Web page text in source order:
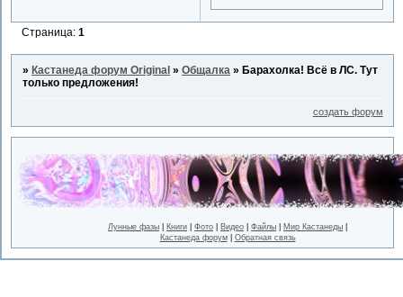
Страница:1
» Кастанеда форум Original »Общалка » Барахолка! Всё в ЛС. Тут
только предложения!
создать форум
Лунные фазы Книги Фото Видео Файлы Мир Кастанеды
Кастанеда форум| Обратная связь